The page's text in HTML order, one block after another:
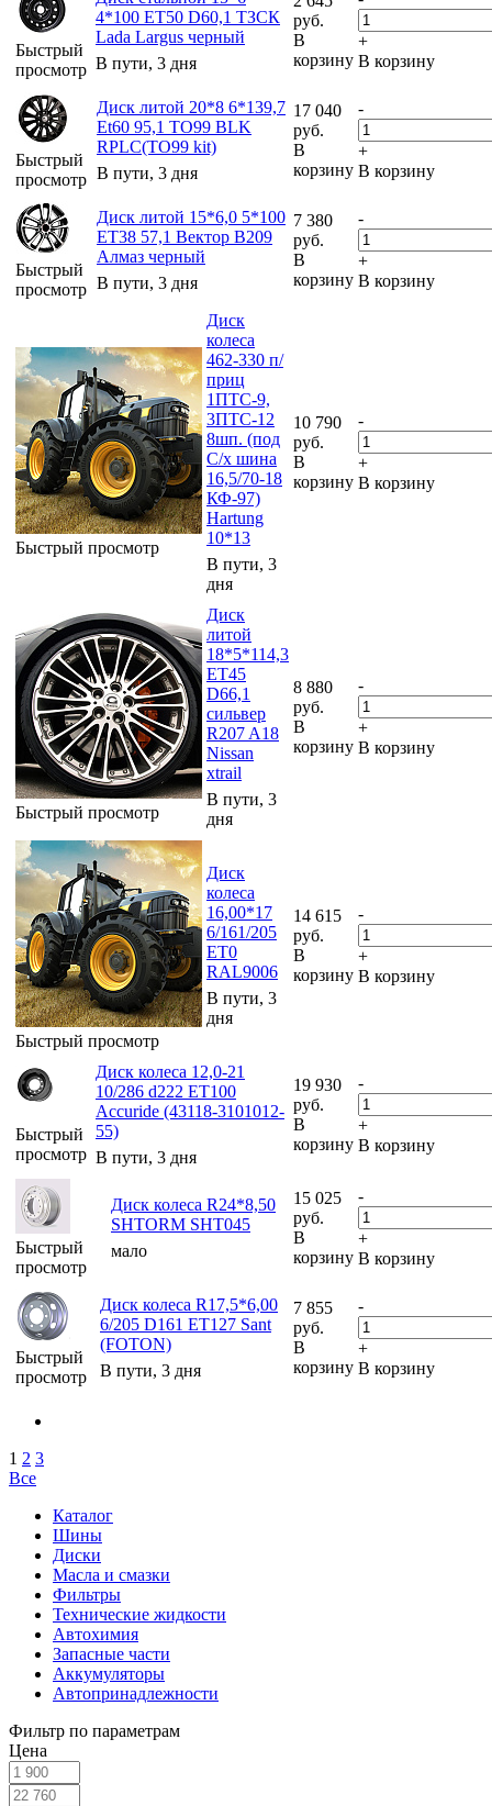
Быстрый
просмотр
4*100 ET50 D60,1 ТЗСК
Lada Largus черный
В пути, 3 дня
руб.
В
корзину
+
В корзину
Быстрый
просмотр
Диск литой 20*8 6*139,7
Et60 95,1 TO99 BLK
RPLC(TO99 kit)
В пути, 3 дня
17 040
руб.
В
корзину
-
+
В корзину
Быстрый
просмотр
Диск литой 15*6,0 5*100
ET38 57,1 Вектор B209
Алмаз черный
В пути, 3 дня
7 380
руб.
В
корзину
-
+
В корзину
Быстрый просмотр
Диск
колеса
462-330 п/
приц
1ПТС-9,
3ПТС-12
8шп. (под
С/х шина
16,5/70-18
КФ-97)
Hartung
10*13
В пути, 3
дня
10 790
руб.
В
корзину
-
+
В корзину
Быстрый просмотр
Диск
литой
18*5*114,3
ET45
D66,1
сильвер
R207 A18
Nissan
xtrail
В пути, 3
дня
8 880
руб.
В
корзину
-
+
В корзину
Быстрый просмотр
Диск
колеса
16,00*17
6/161/205
ET0
RAL9006
В пути, 3
дня
14 615
руб.
В
корзину
-
+
В корзину
Быстрый
просмотр
Диск колеса 12,0-21
10/286 d222 ET100
Accuride (43118-3101012-
55)
В пути, 3 дня
19 930
руб.
В
корзину
-
+
В корзину
Быстрый
просмотр
Диск колеса R24*8,50
SHTORM SHT045
мало
15 025
руб.
В
корзину
-
+
В корзину
Быстрый
просмотр
Диск колеса R17,5*6,00
6/205 D161 ET127 Sant
(FOTON)
В пути, 3 дня
7 855
руб.
В
корзину
-
+
В корзину
1 2 3
Все
Каталог
Шины
Диски
Масла и смазки
Фильтры
Технические жидкости
Автохимия
Запасные части
Аккумуляторы
Автопринадлежности
Фильтр по параметрам
Цена